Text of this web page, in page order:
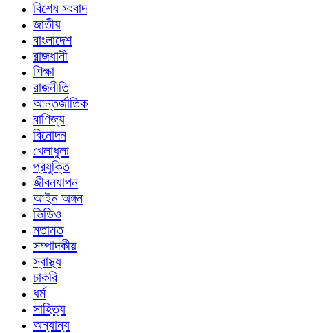
বিশেষ সংবাদ
জাতীয়
বাংলাদেশ
রাজধানী
শিক্ষা
রাজনীতি
আন্তর্জাতিক
বাণিজ্য
বিনোদন
খেলাধুলা
প্রযুক্তি
জীবনযাপন
আইন অঙ্গন
ভিডিও
মতামত
সম্পাদকীয়
স্বাস্থ্য
চাকরি
ধর্ম
সাহিত্য
অন্যান্য